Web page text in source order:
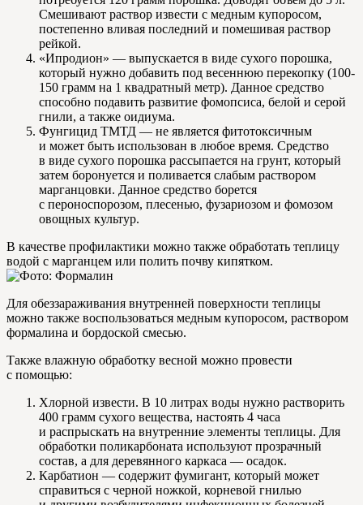
Смешивают раствор извести с медным купоросом,
постепенно вливая последний и помешивая раствор
рейкой.
«Ипродион» — выпускается в виде сухого порошка,
который нужно добавить под весеннюю перекопку (100-
150 грамм на 1 квадратный метр). Данное средство
способно подавить развитие фомопсиса, белой и серой
гнили, а также оидиума.
Фунгицид ТМТД — не является фитотоксичным
и может быть использован в любое время. Средство
в виде сухого порошка рассыпается на грунт, который
затем боронуется и поливается слабым раствором
марганцовки. Данное средство борется
с пероноспорозом, плесенью, фузариозом и фомозом
овощных культур.
В качестве профилактики можно также обработать теплицу
водой с марганцем или полить почву кипятком.
Для обеззараживания внутренней поверхности теплицы
можно также воспользоваться медным купоросом, раствором
формалина и бордоской смесью.
Также влажную обработку весной можно провести
с помощью:
Хлорной извести. В 10 литрах воды нужно растворить
400 грамм сухого вещества, настоять 4 часа
и распрыскать на внутренние элементы теплицы. Для
обработки поликарбоната используют прозрачный
состав, а для деревянного каркаса — осадок.
Карбатион — содержит фумигант, который может
справиться с черной ножкой, корневой гнилью